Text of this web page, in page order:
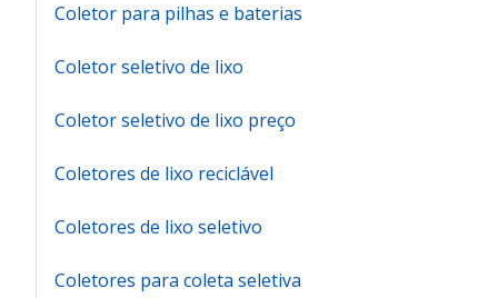
Coletor para pilhas e baterias
Coletor seletivo de lixo
Coletor seletivo de lixo preço
Coletores de lixo reciclável
Coletores de lixo seletivo
Coletores para coleta seletiva